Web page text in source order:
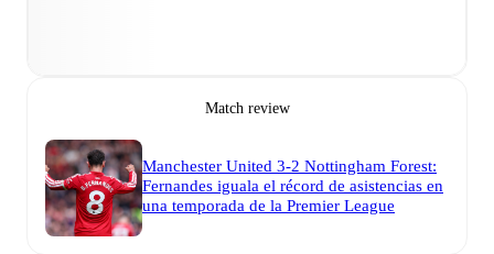
Match review
Manchester United 3-2 Nottingham Forest:
Fernandes iguala el récord de asistencias en
una temporada de la Premier League